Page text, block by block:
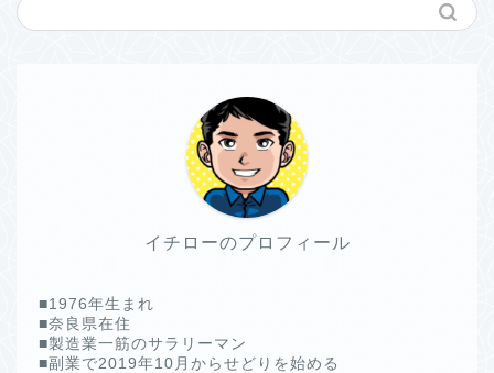
イチローのプロフィール
■1976年生まれ
■奈良県在住
■製造業一筋のサラリーマン
■副業で2019年10月からせどりを始める